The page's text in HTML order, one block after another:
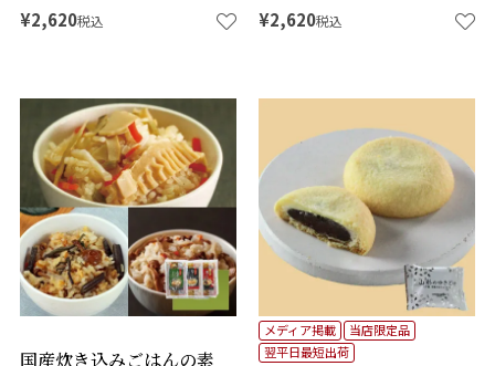
¥2,620税込 ¥2,620税込
国産炊き込みごはんの素
メディア掲載
当店限定品
翌平日最短出荷